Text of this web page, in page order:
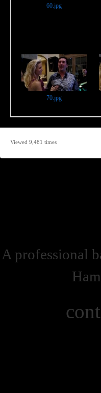
60.jpg
70.jpg
Viewed 9,481 times
A professional